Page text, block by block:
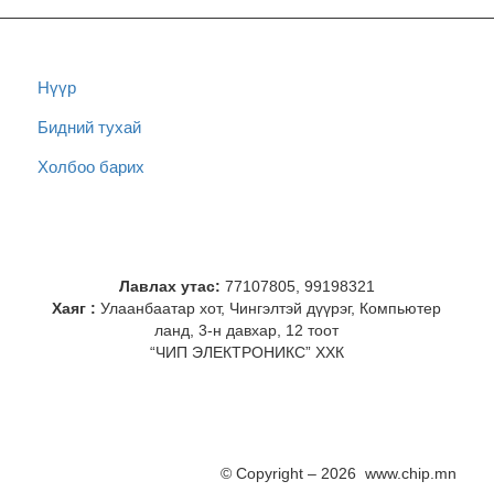
Нүүр
Бидний тухай
Холбоо барих
Лавлах утас: 77107805, 99198321
Хаяг : Улаанбаатар хот, Чингэлтэй дүүрэг, Компьютер
ланд, 3-н давхар, 12 тоот
“ЧИП ЭЛЕКТРОНИКС” ХХК
© Copyright – 2026 www.chip.mn